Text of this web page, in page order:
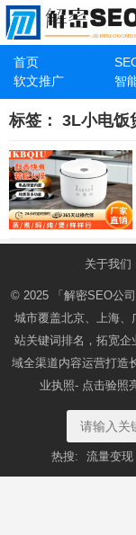
首页
软文推广
智
标签： 3L小电饭
关于我们
© 2025 「解密SEO公司
城市覆盖北京、上海、
站关键词排名，拓宽企
域全渠道内容运营打造
业执照- 点击验照
热搜: 流量变现